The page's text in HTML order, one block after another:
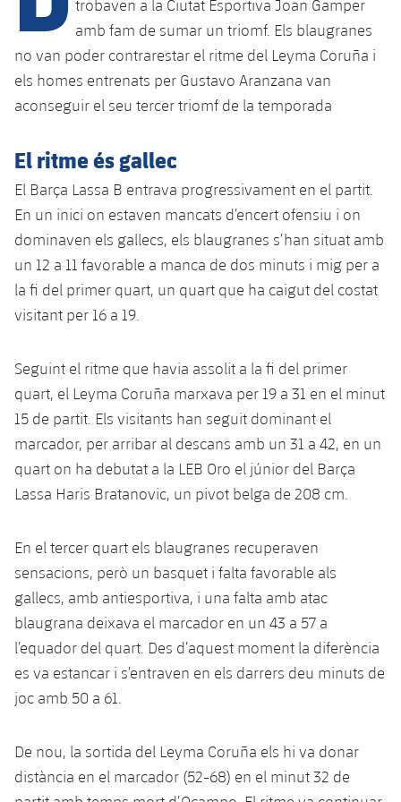
plusicon
més
Instal·lacions
Spotify Camp Nou
Estadi Johan Cruyff
Barça Cafe
La Masia
plusicon
més
Serveis
Serveis Mèdics
Accessibilitat
plusicon
més
Acreditacions
Instal·lacions
trobaven a la Ciutat Esportiva Joan Gamper
amb fam de sumar un triomf. Els blaugranes
no van poder contrarestar el ritme del Leyma Coruña i
els homes entrenats per Gustavo Aranzana van
aconseguir el seu tercer triomf de la temporada
El ritme és gallec
El Barça Lassa B entrava progressivament en el partit.
En un inici on estaven mancats d’encert ofensiu i on
dominaven els gallecs, els blaugranes s’han situat amb
un 12 a 11 favorable a manca de dos minuts i mig per a
la fi del primer quart, un quart que ha caigut del costat
visitant per 16 a 19.
Seguint el ritme que havia assolit a la fi del primer
quart, el Leyma Coruña marxava per 19 a 31 en el minut
15 de partit. Els visitants han seguit dominant el
marcador, per arribar al descans amb un 31 a 42, en un
quart on ha debutat a la LEB Oro el júnior del Barça
Lassa Haris Bratanovic, un pivot belga de 208 cm.
En el tercer quart els blaugranes recuperaven
sensacions, però un basquet i falta favorable als
gallecs, amb antiesportiva, i una falta amb atac
blaugrana deixava el marcador en un 43 a 57 a
l’equador del quart. Des d’aquest moment la diferència
es va estancar i s’entraven en els darrers deu minuts de
joc amb 50 a 61.
De nou, la sortida del Leyma Coruña els hi va donar
distància en el marcador (52-68) en el minut 32 de